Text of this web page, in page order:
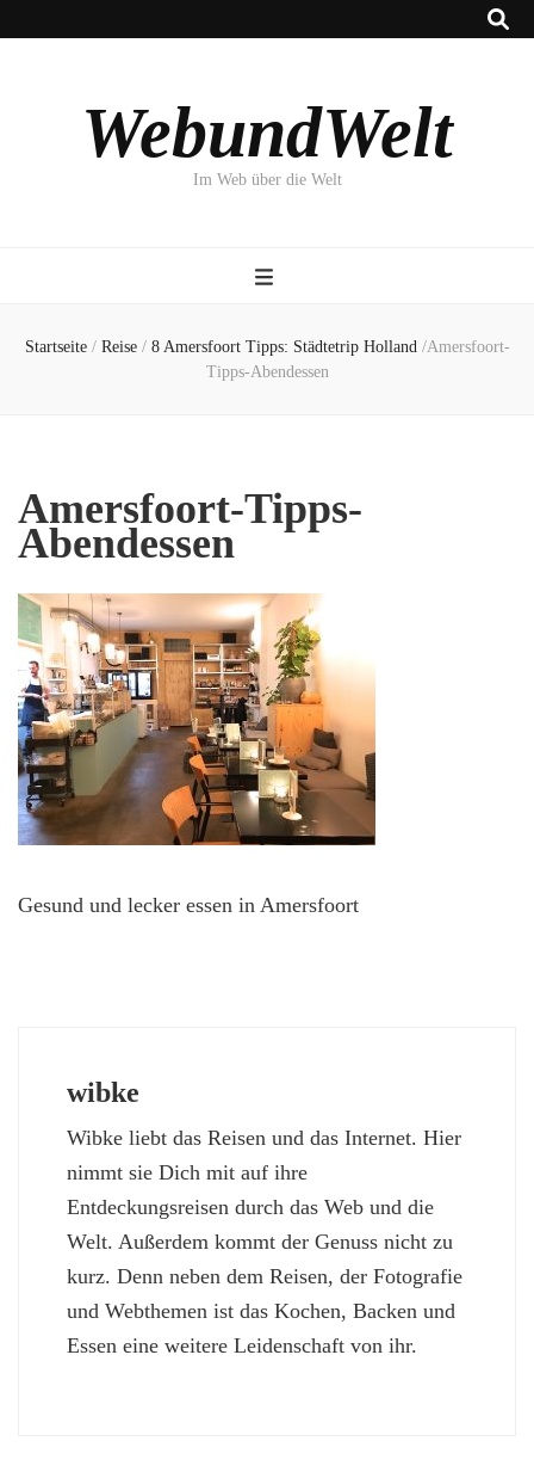
WebundWelt
Im Web über die Welt
Startseite / Reise / 8 Amersfoort Tipps: Städtetrip Holland /Amersfoort-
Tipps-Abendessen
Amersfoort-Tipps-
Abendessen
Gesund und lecker essen in Amersfoort
wibke
Wibke liebt das Reisen und das Internet. Hier
nimmt sie Dich mit auf ihre
Entdeckungsreisen durch das Web und die
Welt. Außerdem kommt der Genuss nicht zu
kurz. Denn neben dem Reisen, der Fotografie
und Webthemen ist das Kochen, Backen und
Essen eine weitere Leidenschaft von ihr.